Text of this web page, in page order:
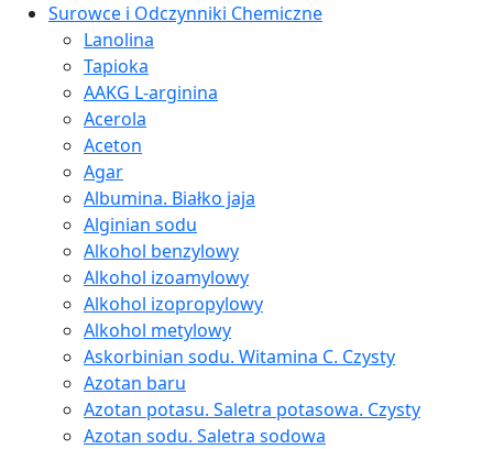
Surowce i Odczynniki Chemiczne
Lanolina
Tapioka
AAKG L-arginina
Acerola
Aceton
Agar
Albumina. Białko jaja
Alginian sodu
Alkohol benzylowy
Alkohol izoamylowy
Alkohol izopropylowy
Alkohol metylowy
Askorbinian sodu. Witamina C. Czysty
Azotan baru
Azotan potasu. Saletra potasowa. Czysty
Azotan sodu. Saletra sodowa